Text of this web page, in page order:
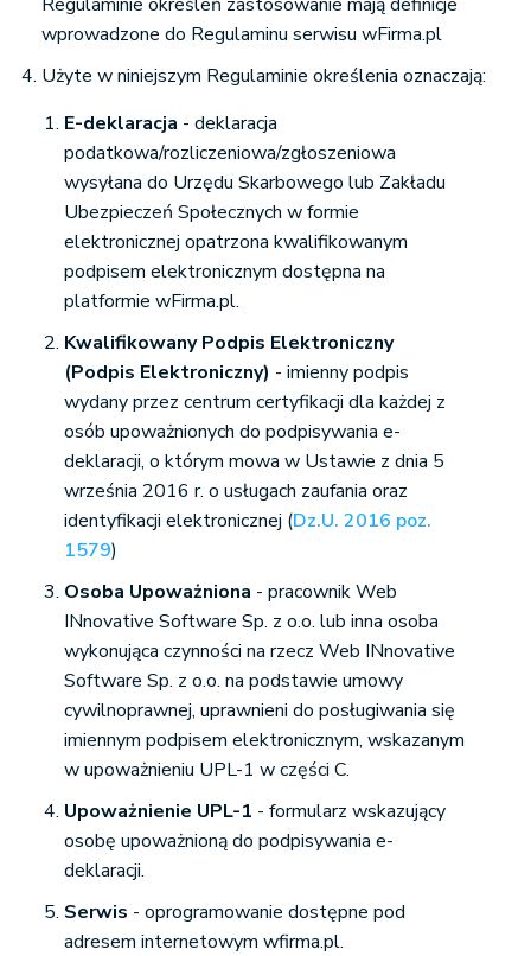
wprowadzone do Regulaminu serwisu wFirma.pl
Użyte w niniejszym Regulaminie określenia oznaczają:
E-deklaracja - deklaracja
podatkowa/rozliczeniowa/zgłoszeniowa
wysyłana do Urzędu Skarbowego lub Zakładu
Ubezpieczeń Społecznych w formie
elektronicznej opatrzona kwalifikowanym
podpisem elektronicznym dostępna na
platformie wFirma.pl.
Kwalifikowany Podpis Elektroniczny
(Podpis Elektroniczny) - imienny podpis
wydany przez centrum certyfikacji dla każdej z
osób upoważnionych do podpisywania e-
deklaracji, o którym mowa w Ustawie z dnia 5
września 2016 r. o usługach zaufania oraz
identyfikacji elektronicznej (Dz.U. 2016 poz.
1579)
Osoba Upoważniona - pracownik Web
INnovative Software Sp. z o.o. lub inna osoba
wykonująca czynności na rzecz Web INnovative
Software Sp. z o.o. na podstawie umowy
cywilnoprawnej, uprawnieni do posługiwania się
imiennym podpisem elektronicznym, wskazanym
w upoważnieniu UPL-1 w części C.
Upoważnienie UPL-1 - formularz wskazujący
osobę upoważnioną do podpisywania e-
deklaracji.
Serwis - oprogramowanie dostępne pod
adresem internetowym wfirma.pl.